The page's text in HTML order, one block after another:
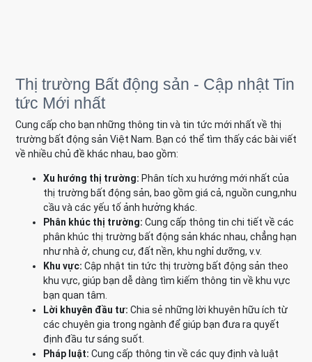
Thị trường Bất động sản - Cập nhật Tin
tức Mới nhất
Cung cấp cho bạn những thông tin và tin tức mới nhất về thị
trường bất động sản Việt Nam. Bạn có thể tìm thấy các bài viết
về nhiều chủ đề khác nhau, bao gồm:
Xu hướng thị trường: Phân tích xu hướng mới nhất của
thị trường bất động sản, bao gồm giá cả, nguồn cung,nhu
cầu và các yếu tố ảnh hưởng khác.
Phân khúc thị trường: Cung cấp thông tin chi tiết về các
phân khúc thị trường bất động sản khác nhau, chẳng hạn
như nhà ở, chung cư, đất nền, khu nghỉ dưỡng, v.v.
Khu vực: Cập nhật tin tức thị trường bất động sản theo
khu vực, giúp bạn dễ dàng tìm kiếm thông tin về khu vực
bạn quan tâm.
Lời khuyên đầu tư: Chia sẻ những lời khuyên hữu ích từ
các chuyên gia trong ngành để giúp bạn đưa ra quyết
định đầu tư sáng suốt.
Pháp luật: Cung cấp thông tin về các quy định và luật